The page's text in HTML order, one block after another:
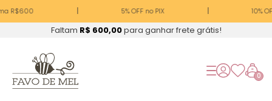
R$600 5% OFF no PIX 10%
Faltam R$ 600,00para ganhar frete grátis!
0